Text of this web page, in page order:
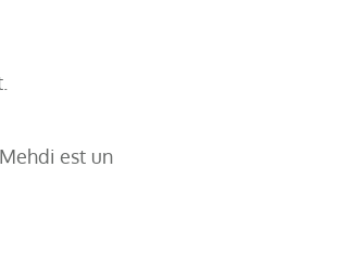
est un